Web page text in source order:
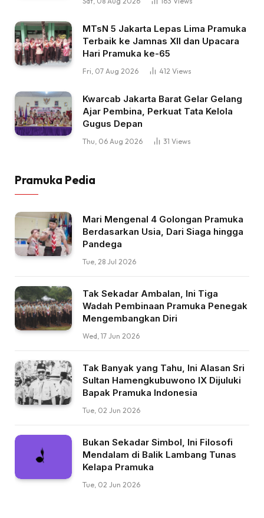
MTsN 5 Jakarta Lepas Lima Pramuka
Terbaik ke Jamnas XII dan Upacara
Hari Pramuka ke-65
Fri, 07 Aug 2026 412 Views
Kwarcab Jakarta Barat Gelar Gelang
Ajar Pembina, Perkuat Tata Kelola
Gugus Depan
Thu, 06 Aug 2026 31 Views
Pramuka Pedia
Mari Mengenal 4 Golongan Pramuka
Berdasarkan Usia, Dari Siaga hingga
Pandega
Tue, 28 Jul 2026
Tak Sekadar Ambalan, Ini Tiga
Wadah Pembinaan Pramuka Penegak
Mengembangkan Diri
Wed, 17 Jun 2026
Tak Banyak yang Tahu, Ini Alasan Sri
Sultan Hamengkubuwono IX Dijuluki
Bapak Pramuka Indonesia
Tue, 02 Jun 2026
Bukan Sekadar Simbol, Ini Filosofi
Mendalam di Balik Lambang Tunas
Kelapa Pramuka
Tue, 02 Jun 2026